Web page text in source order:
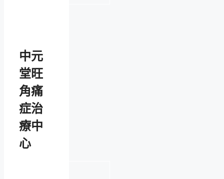
中元
堂旺
角痛
症治
療中
心